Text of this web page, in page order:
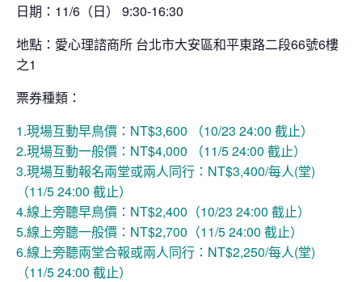
日期：11/6（日） 9:30-16:30
地點：愛心理諮商所 台北市大安區和平東路二段66號6樓
之1
票券種類：
1.現場互動早鳥價 ： NT$3,600 （10/23 24:00 截止）
2.現場互動一般價： NT$4,000 （11/5 24:00 截止）
3.現場互動報名兩堂或兩人同行： NT$3,400/每人(堂)
（11/5 24:00 截止）
4.線上旁聽早鳥價 ： NT$2,400（10/23 24:00 截止）
5.線上旁聽一般價 ： NT$2,700（11/5 24:00 截止）
6.線上旁聽兩堂合報或兩人同行：NT$2,250/每人(堂)
（11/5 24:00 截止）